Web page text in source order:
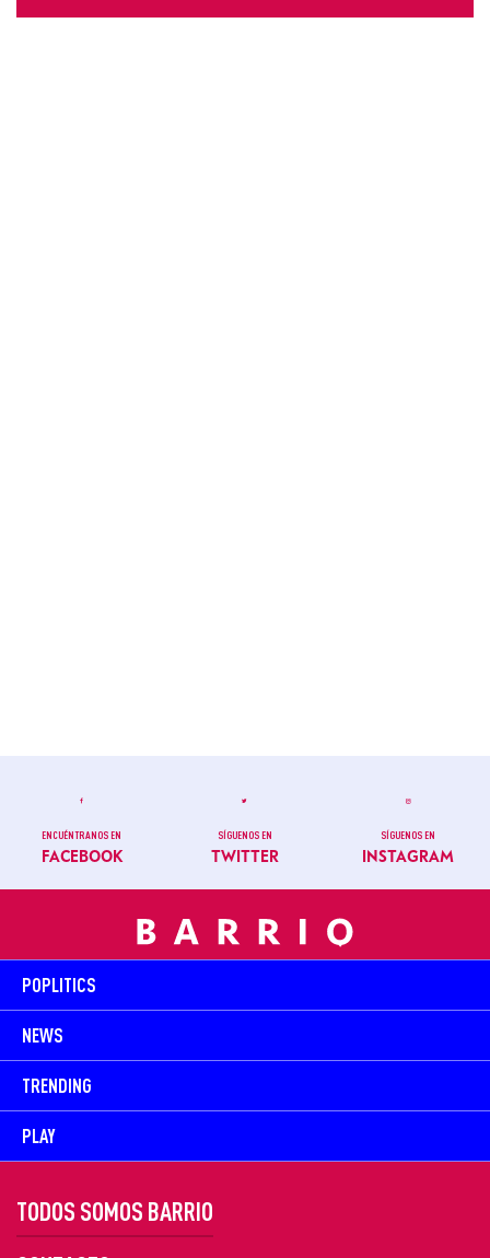
ENCUÉNTRANOS EN
FACEBOOK
SÍGUENOS EN
TWITTER
SÍGUENOS EN
INSTAGRAM
POPLITICS
NEWS
TRENDING
PLAY
TODOS SOMOS BARRIO